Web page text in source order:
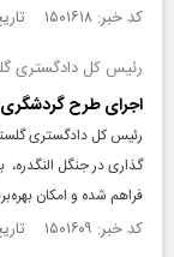
کد خبر: ۱۵۰۱۶۱۸ تاریخ انتشار : ۱۴۰۴/۰۲/۱۰
رئیس کل دادگستری
اجرای طرح
رئیس کل دادگستری
گذاری در جنگل
فراهم شده و امکان
کد خبر: ۱۵۰۱۶۰۹ تاریخ انتشار : ۱۴۰۴/۰۲/۱۰